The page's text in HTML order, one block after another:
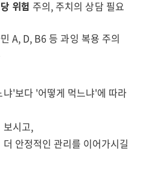
위험 주의, 주치의 상담 필요
A, D, B6 등 과잉 복용 주의
'보다 '어떻게 먹느냐'에 따라
보시고,
안정적인 관리를 이어가시길